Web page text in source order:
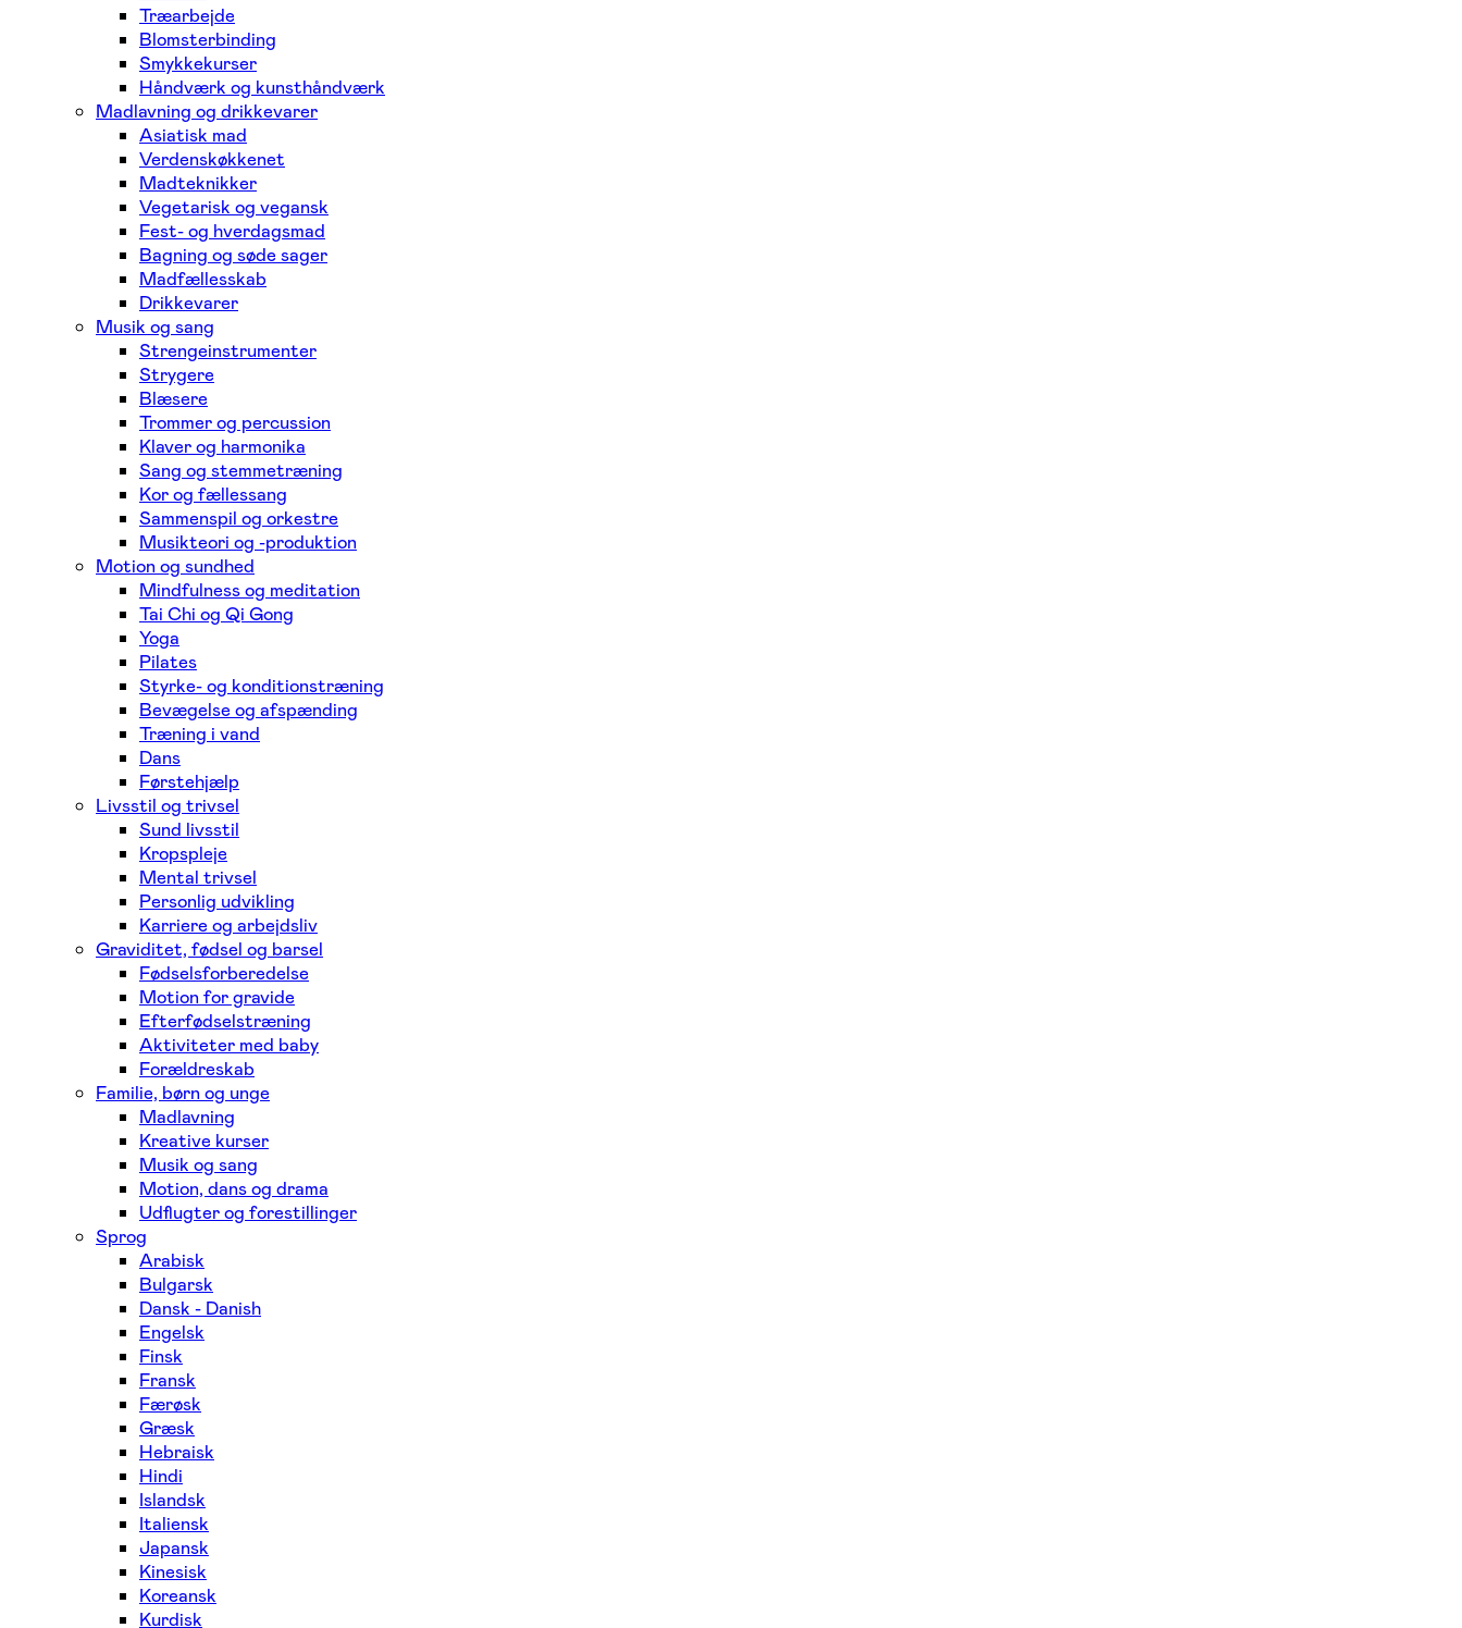
Træarbejde
Blomsterbinding
Smykkekurser
Håndværk og kunsthåndværk
Madlavning og drikkevarer
Asiatisk mad
Verdenskøkkenet
Madteknikker
Vegetarisk og vegansk
Fest- og hverdagsmad
Bagning og søde sager
Madfællesskab
Drikkevarer
Musik og sang
Strengeinstrumenter
Strygere
Blæsere
Trommer og percussion
Klaver og harmonika
Sang og stemmetræning
Kor og fællessang
Sammenspil og orkestre
Musikteori og -produktion
Motion og sundhed
Mindfulness og meditation
Tai Chi og Qi Gong
Yoga
Pilates
Styrke- og konditionstræning
Bevægelse og afspænding
Træning i vand
Dans
Førstehjælp
Livsstil og trivsel
Sund livsstil
Kropspleje
Mental trivsel
Personlig udvikling
Karriere og arbejdsliv
Graviditet, fødsel og barsel
Fødselsforberedelse
Motion for gravide
Efterfødselstræning
Aktiviteter med baby
Forældreskab
Familie, børn og unge
Madlavning
Kreative kurser
Musik og sang
Motion, dans og drama
Udflugter og forestillinger
Sprog
Arabisk
Bulgarsk
Dansk - Danish
Engelsk
Finsk
Fransk
Færøsk
Græsk
Hebraisk
Hindi
Islandsk
Italiensk
Japansk
Kinesisk
Koreansk
Kurdisk